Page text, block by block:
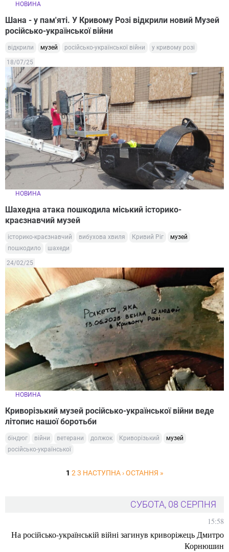
НОВИНА
Шана - у пам'яті. У Кривому Розі відкрили новий Музей
російсько-української війни
відкрили музей російсько-української війни у кривому розі
18/07/25
НОВИНА
Шахедна атака пошкодила міський історико-
краєзнавчий музей
історико-краєзнавчий вибухова хвиля Кривий Ріг
музей
пошкодило
шахеди
24/02/25
НОВИНА
Криворізький музей російсько-української війни веде
літопис нашої боротьби
біндюг війни ветерани должок Криворізький
музей
російсько-української
1 2 3 НАСТУПНА › ОСТАННЯ »
СУБОТА, 08 СЕРПНЯ
15:58
На російсько-українській війні загинув криворіжець Дмитро
Корнюшин